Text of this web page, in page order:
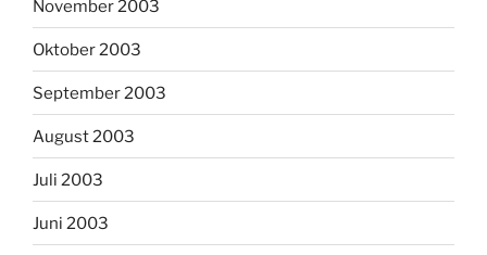
November 2003
Oktober 2003
September 2003
August 2003
Juli 2003
Juni 2003